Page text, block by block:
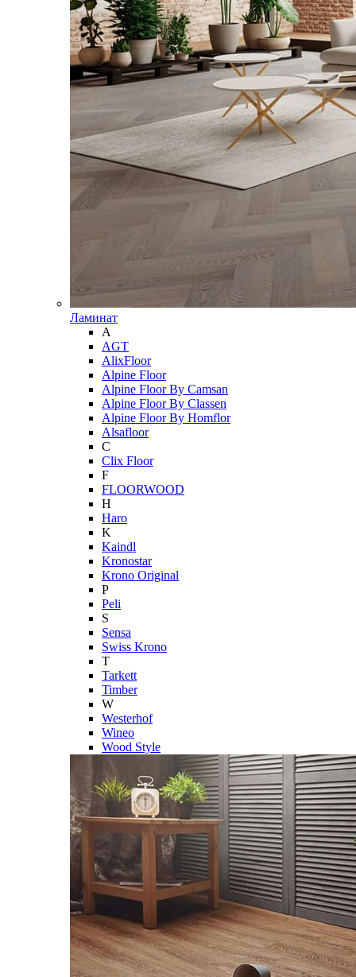
Ламинат
A
AGT
AlixFloor
Alpine Floor
Alpine Floor By Camsan
Alpine Floor By Classen
Alpine Floor By Homflor
Alsafloor
C
Clix Floor
F
FLOORWOOD
H
Haro
K
Kaindl
Kronostar
Krono Original
P
Peli
S
Sensa
Swiss Krono
T
Tarkett
Timber
W
Westerhof
Wineo
Wood Style